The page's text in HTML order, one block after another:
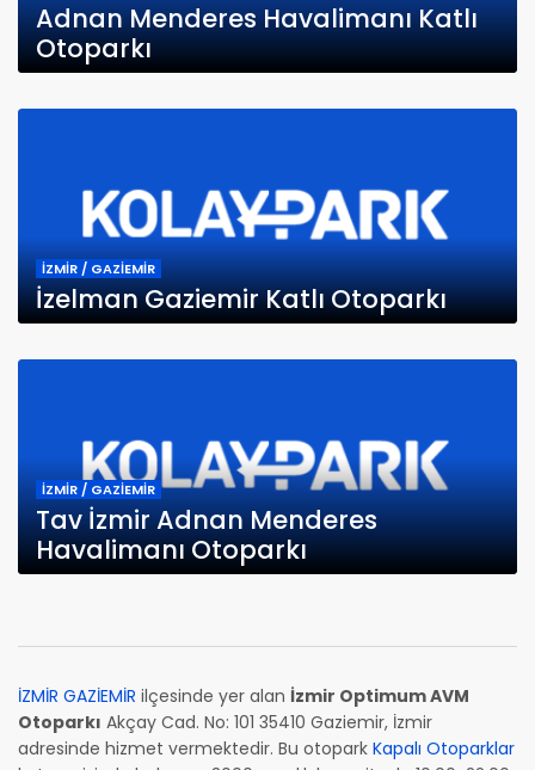
Adnan Menderes Havalimanı Katlı
Otoparkı
İZMİR / GAZİEMİR
İzelman Gaziemir Katlı Otoparkı
İZMİR / GAZİEMİR
Tav İzmir Adnan Menderes
Havalimanı Otoparkı
İZMİR GAZİEMİR ilçesinde yer alan İzmir Optimum AVM
Otoparkı Akçay Cad. No: 101 35410 Gaziemir, İzmir
adresinde hizmet vermektedir. Bu otopark Kapalı Otoparklar